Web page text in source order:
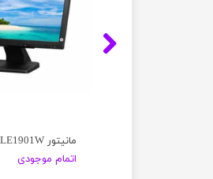
مانیتور HP LE1901W
اتمام موجودی